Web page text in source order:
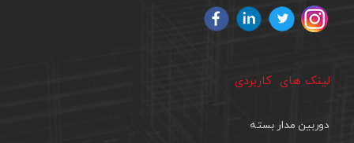
لینک های کاربردی
دوربین مدار بسته